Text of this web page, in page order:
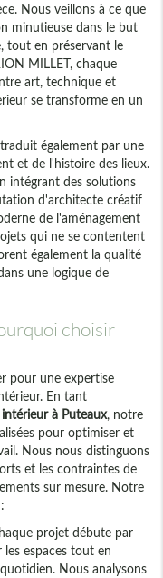
Nous veillons à ce que
minutieuse dans le but
tout en préservant le
MILLET, chaque
art, technique et
se transforme en un
également par une
et de l'histoire des lieux.
intégrant des solutions
d'architecte créatif
de l'aménagement
qui ne se contentent
également la qualité
une logique de
choisir
pour une expertise
En tant
à Puteaux, notre
pour optimiser et
Nous nous distinguons
et les contraintes de
sur mesure. Notre
projet débute par
espaces tout en
Nous analysons